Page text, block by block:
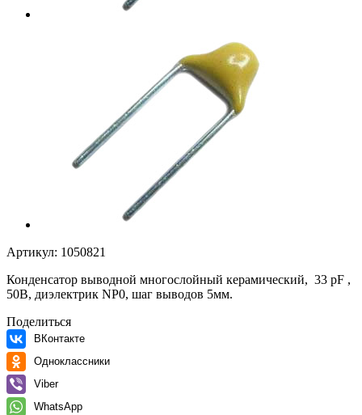
Артикул: 1050821
Конденсатор выводной многослойный керамический, 33 pF ,
50В, диэлектрик NP0, шаг выводов 5мм.
Поделиться
ВКонтакте
Одноклассники
Viber
WhatsApp